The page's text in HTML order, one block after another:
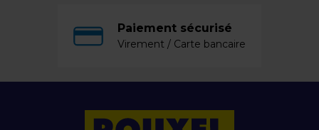
Paiement sécurisé
Virement / Carte bancaire